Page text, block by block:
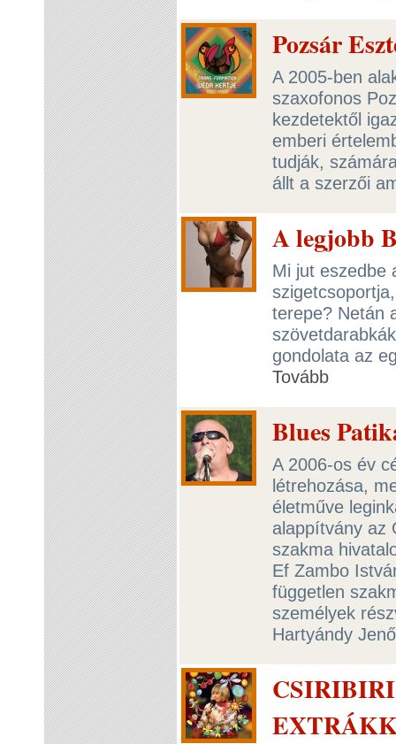
Pozsár
A 2005-ben
szaxofonos
kezdetektől
emberi
tudják,
állt a szerzői
A legjobb
Mi jut eszedbe
terepe? Netán
gondolata az
Tovább
Blues
A 2006-os év
létrehozása,
életműve
alappítvány az
szakma
Ef Zambo
független
személyek
Hartyándy